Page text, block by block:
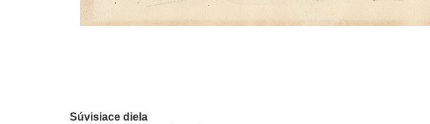
Súvisiace diela